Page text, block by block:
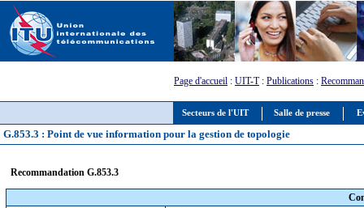
Secteurs de l'UIT Salle de presse
Page d'accueil : UIT-T: Publications :
G.853.3 : Point de vue information pour la gestion de topologie
Recommandation G.853.3